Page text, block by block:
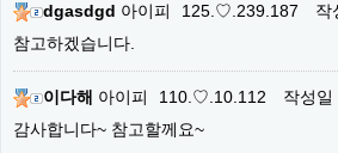
dgasdgd 아이피 125.♡.239.187 작
참고하겠습니다.
이다해 아이피 110.♡.10.112 작성일
감사합니다~ 참고할께요~